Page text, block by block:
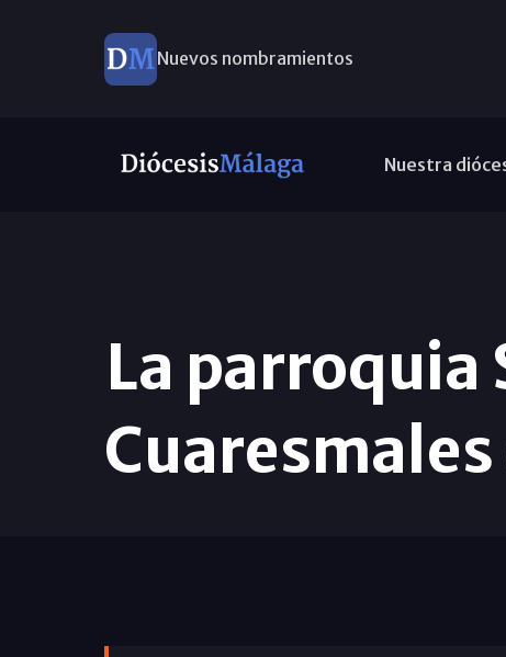
Nuevos nombramientos
Nuestra
La parroquia